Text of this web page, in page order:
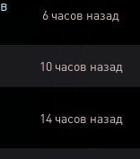
6 часов назад
10 часов назад
14 часов назад